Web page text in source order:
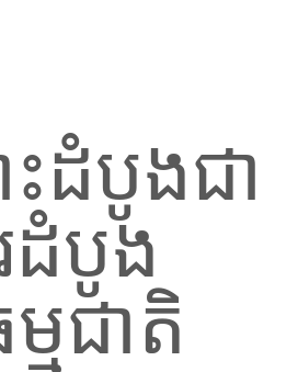
ដំបូងជា
ដំបូង
មជាតិ